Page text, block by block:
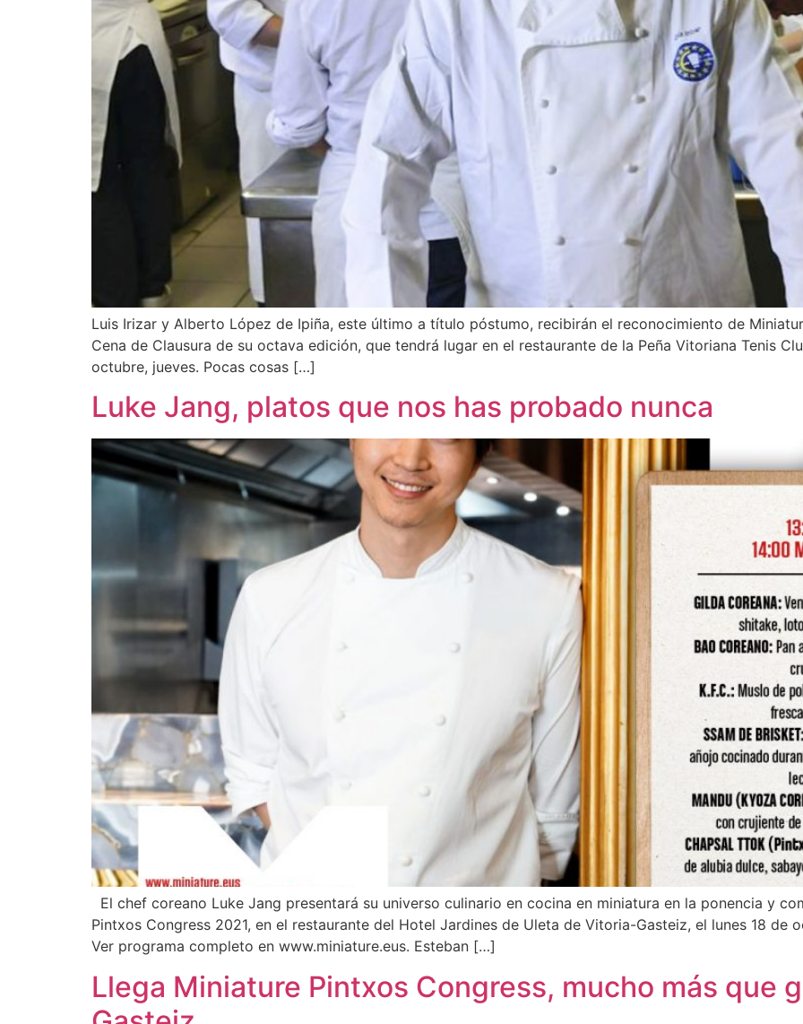
Luis Irizar y Alberto López de Ipiña, este último a título póstumo, recibirán el reconocimiento de
Cena de Clausura de su octava edición, que tendrá lugar en el restaurante de la Peña Vitoriana Tenis
octubre, jueves. Pocas cosas […]
Luke Jang, platos que nos has probado nunca
El chef coreano Luke Jang presentará su universo culinario en cocina en miniatura en la ponencia y
Pintxos Congress 2021, en el restaurante del Hotel Jardines de Uleta de Vitoria-Gasteiz, el lunes 18 de
Ver programa completo en www.miniature.eus. Esteban […]
Llega Miniature Pintxos Congress, mucho más que